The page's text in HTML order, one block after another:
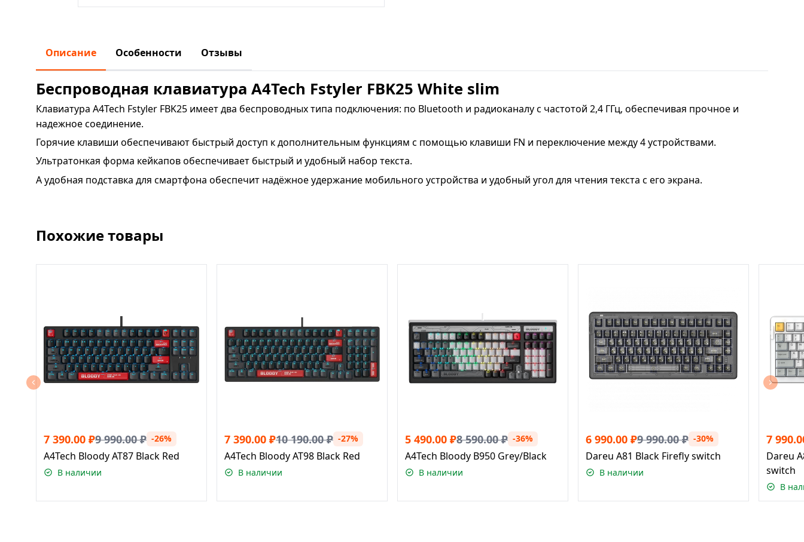
Описание Особенности Отзывы
Беспроводная клавиатура A4Tech Fstyler FBK25 White slim
Клавиатура A4Tech Fstyler FBK25 имеет два беспроводных типа подключения: по Bluetooth и радиоканалу с частотой 2,4 ГГц, обеспечивая прочное и
надежное соединение.
Горячие клавиши обеспечивают быстрый доступ к дополнительным функциям с помощью клавиши FN и переключение между 4 устройствами.
Ультратонкая форма кейкапов обеспечивает быстрый и удобный набор текста.
А удобная подставка для смартфона обеспечит надёжное удержание мобильного устройства и удобный угол для чтения текста с его экрана.
Похожие товары
7 390.00 ₽9 990.00₽ -26%
A4Tech Bloody AT87 Black Red
В наличии
7 390.00 ₽10 190.00₽ -27%
A4Tech Bloody AT98 Black Red
В наличии
5 490.00 ₽8 590.00₽ -36%
A4Tech Bloody B950 Grey/Black
В наличии
6 990.00 ₽9 990.00₽ -30%
Dareu A81 Black Firefly switch
В наличии
7
Dareu
switch
В